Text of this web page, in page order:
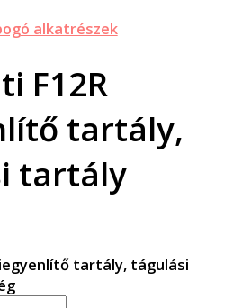
alkatrészek
F12R
tartály,
tartály
tartály, tágulási